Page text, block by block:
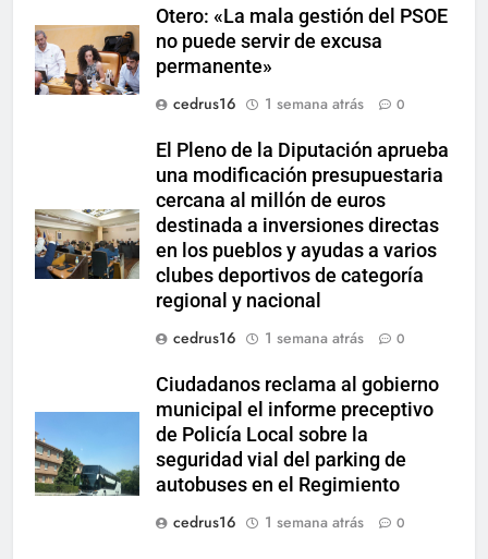
Otero: «La mala gestión del PSOE
no puede servir de excusa
permanente»
cedrus16
1 semana atrás 0
El Pleno de la Diputación aprueba
una modificación presupuestaria
cercana al millón de euros
destinada a inversiones directas
en los pueblos y ayudas a varios
clubes deportivos de categoría
regional y nacional
cedrus16
1 semana atrás 0
Ciudadanos reclama al gobierno
municipal el informe preceptivo
de Policía Local sobre la
seguridad vial del parking de
autobuses en el Regimiento
cedrus16
1 semana atrás 0